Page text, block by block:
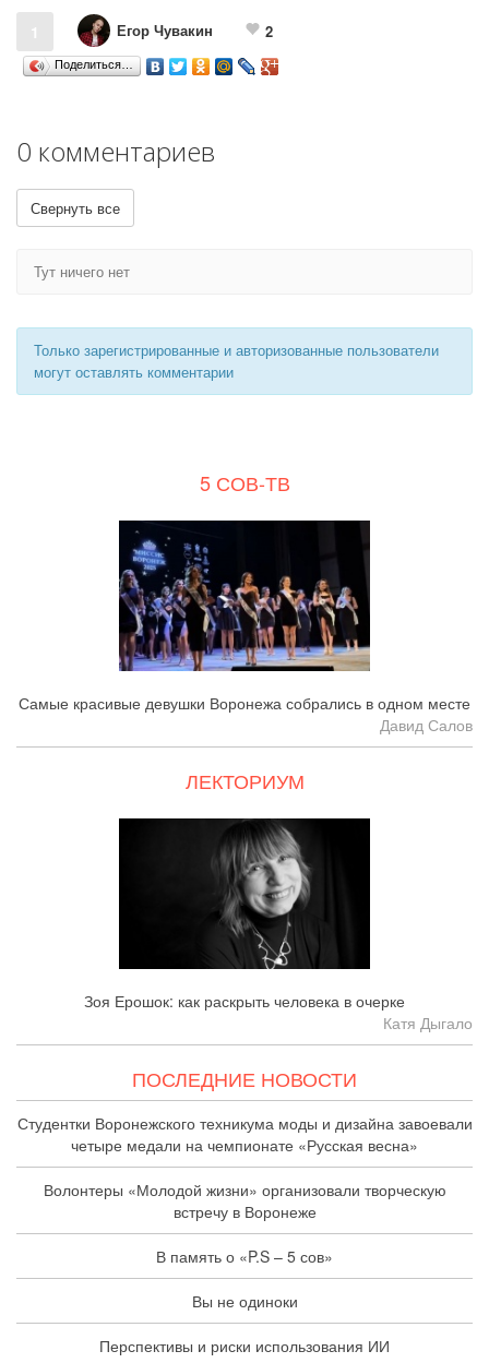
1 Егор Чувакин 2
Поделиться…
0 комментариев
Свернуть все
Тут ничего нет
Только зарегистрированные и авторизованные пользователи
могут оставлять комментарии
5 СОВ-ТВ
Самые красивые девушки Воронежа собрались в одном месте
Давид Салов
ЛЕКТОРИУМ
Зоя Ерошок: как раскрыть человека в очерке
Катя Дыгало
ПОСЛЕДНИЕ НОВОСТИ
Студентки Воронежского техникума моды и дизайна завоевали
четыре медали на чемпионате «Русская весна»
Волонтеры «Молодой жизни» организовали творческую
встречу в Воронеже
В память о «P.S – 5 сов»
Вы не одиноки
Перспективы и риски использования ИИ